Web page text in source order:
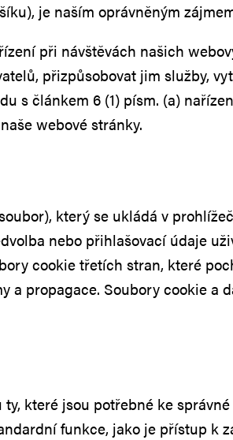
je naším oprávněným
při návštěvách našich
přizpůsobovat jim služby,
s článkem 6 (1) písm. (a)
webové stránky.
který se ukládá v
nebo přihlašovací údaje
cookie třetích stran, které
a propagace. Soubory cookie
které jsou potřebné ke
funkce, jako je přístup k